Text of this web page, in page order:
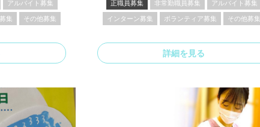
アルバイト募集
集 その他募集
正職員募集 非常勤職員募集 アルバイト募集
インターン募集 ボランティア募集 その他募集
詳細を見る